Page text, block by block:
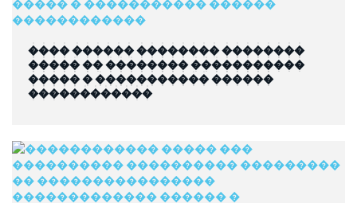
���� ������ �������� ��������
����� �� �������� �����������
����� � ����������� ������
������������